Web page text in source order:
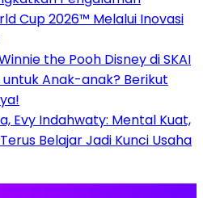
Cup 2026™ Melalui Inovasi
the Pooh Disney di SKAI
Anak-anak? Berikut
Evy Indahwaty: Mental Kuat,
Belajar Jadi Kunci Usaha